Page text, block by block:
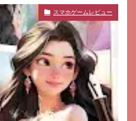
スマホゲームレビュー